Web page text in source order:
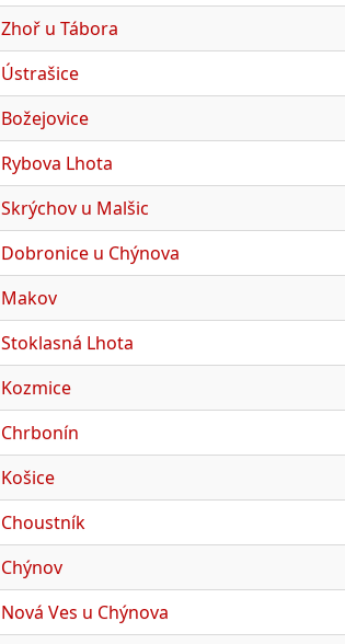
Zhoř u Tábora
Ústrašice
Božejovice
Rybova Lhota
Skrýchov u Malšic
Dobronice u Chýnova
Makov
Stoklasná Lhota
Kozmice
Chrbonín
Košice
Choustník
Chýnov
Nová Ves u Chýnova